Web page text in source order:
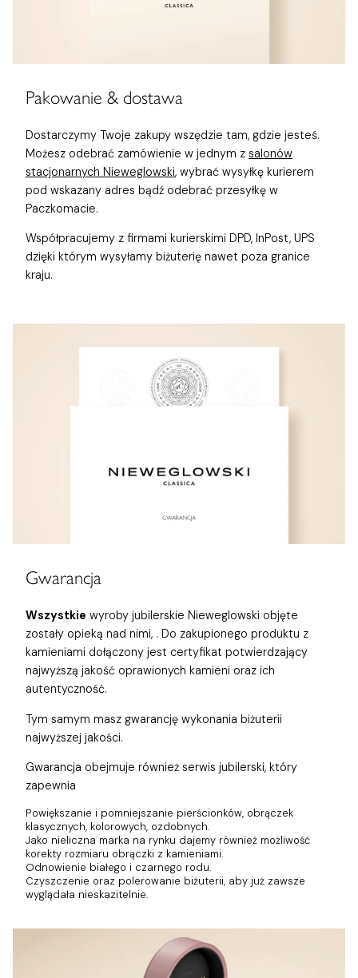
Pakowanie & dostawa
Dostarczymy Twoje zakupy wszędzie tam, gdzie jesteś.
Możesz odebrać zamówienie w jednym z salonów
stacjonarnych Nieweglowski, wybrać wysyłkę kurierem
pod wskazany adres bądź odebrać przesyłkę w
Paczkomacie.
Współpracujemy z firmami kurierskimi DPD, InPost, UPS
dzięki którym wysyłamy biżuterię nawet poza granice
kraju.
Gwarancja
Wszystkie wyroby jubilerskie Nieweglowski objęte
zostały opieką nad nimi, . Do zakupionego produktu z
kamieniami dołączony jest certyfikat potwierdzający
najwyższą jakość oprawionych kamieni oraz ich
autentyczność.
Tym samym masz gwarancję wykonania biżuterii
najwyższej jakości.
Gwarancja obejmuje również serwis jubilerski, który
zapewnia
Powiększanie i pomniejszanie pierścionków, obrączek
klasycznych, kolorowych, ozdobnych.
Jako nieliczna marka na rynku dajemy również możliwość
korekty rozmiaru obrączki z kamieniami.
Odnowienie białego i czarnego rodu.
Czyszczenie oraz polerowanie biżuterii, aby już zawsze
wyglądała nieskazitelnie.